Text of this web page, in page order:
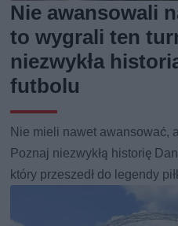
Nie awansowali
to wygrali ten
niezwykła
futbolu
Nie mieli nawet awansować,
Poznaj niezwykłą historię
który przeszedł do legendy